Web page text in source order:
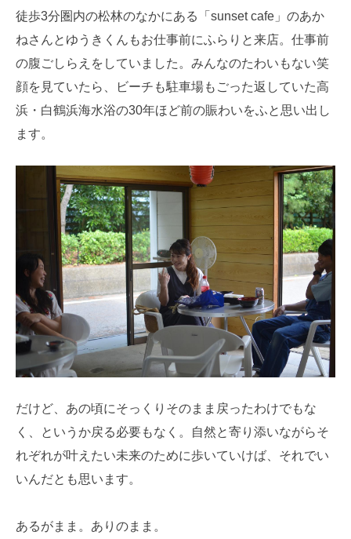
徒歩3分圏内の松林のなかにある「sunset cafe」のあか
ねさんとゆうきくんもお仕事前にふらりと来店。仕事前
の腹ごしらえをしていました。みんなのたわいもない笑
顔を見ていたら、ビーチも駐車場もごった返していた高
浜・白鶴浜海水浴の30年ほど前の賑わいをふと思い出し
ます。
だけど、あの頃にそっくりそのまま戻ったわけでもな
く、というか戻る必要もなく。自然と寄り添いながらそ
れぞれが叶えたい未来のために歩いていけば、それでい
いんだとも思います。
あるがまま。ありのまま。